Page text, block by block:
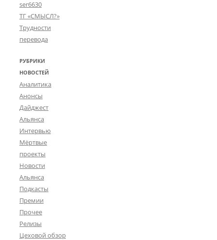
е
н
о
б
л
ь
ser6630
ТГ «СМЫСЛ?»
Трудности
перевода
РУБРИКИ
НОВОСТЕЙ
Аналитика
Анонсы
Дайджест
Альянса
Интервью
Мёртвые
проекты
Новости
Альянса
Подкасты
Премии
Прочее
Релизы
Цеховой обзор